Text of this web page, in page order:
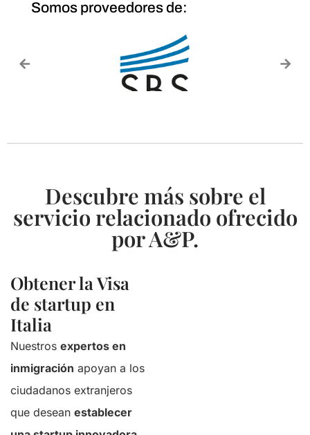
Somos proveedores de:
Descubre más sobre el
servicio relacionado ofrecido
por A&P.
Obtener la Visa
de startup en
Italia
Nuestros expertos en
inmigración apoyan a los
ciudadanos extranjeros
que desean establecer